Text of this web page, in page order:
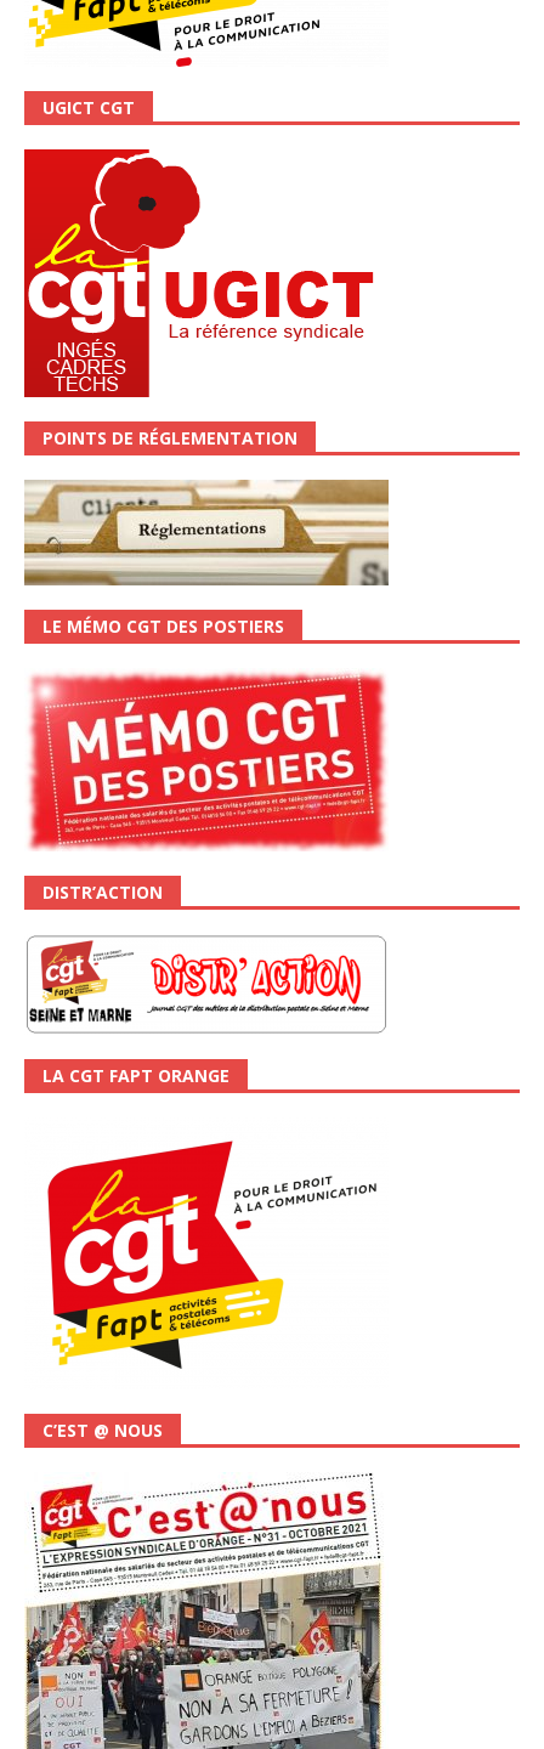
UGICT CGT
POINTS DE RÉGLEMENTATION
LE MÉMO CGT DES POSTIERS
DISTR’ACTION
LA CGT FAPT ORANGE
C’EST @ NOUS